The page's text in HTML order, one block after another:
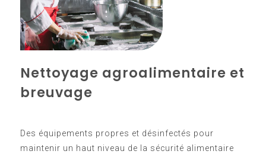
Nettoyage agroalimentaire et
breuvage
Des équipements propres et désinfectés pour
maintenir un haut niveau de la sécurité alimentaire